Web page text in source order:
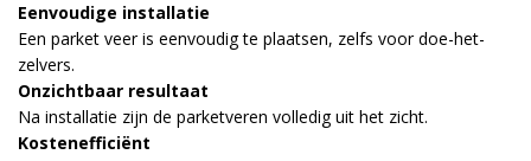
Eenvoudige installatie
Een parket veer is eenvoudig te plaatsen, zelfs voor doe-het-
zelvers.
Onzichtbaar resultaat
Na installatie zijn de parketveren volledig uit het zicht.
Kostenefficiënt